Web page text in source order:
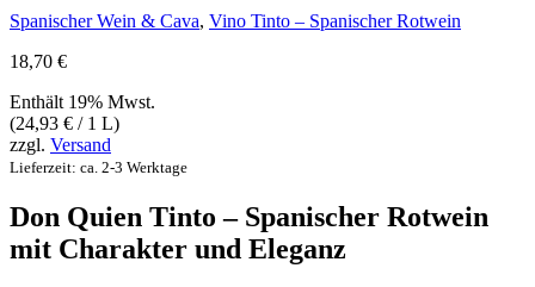
Spanischer Wein & Cava, Vino Tinto – Spanischer Rotwein
18,70 €
Enthält 19% Mwst.
(24,93 € / 1 L)
zzgl. Versand
Lieferzeit: ca. 2-3 Werktage
Don Quien Tinto – Spanischer Rotwein
mit Charakter und Eleganz